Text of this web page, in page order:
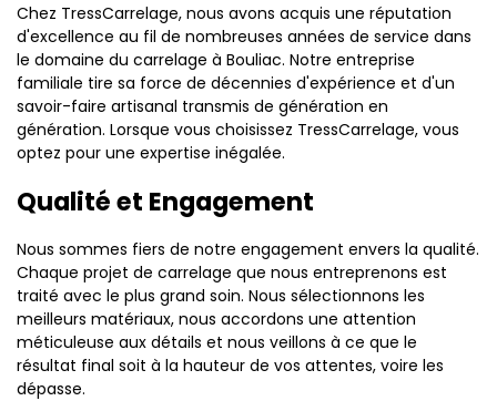
Chez TressCarrelage, nous avons acquis une réputation
d'excellence au fil de nombreuses années de service dans
le domaine du carrelage à Bouliac. Notre entreprise
familiale tire sa force de décennies d'expérience et d'un
savoir-faire artisanal transmis de génération en
génération. Lorsque vous choisissez TressCarrelage, vous
optez pour une expertise inégalée.
Qualité et Engagement
Nous sommes fiers de notre engagement envers la qualité.
Chaque projet de carrelage que nous entreprenons est
traité avec le plus grand soin. Nous sélectionnons les
meilleurs matériaux, nous accordons une attention
méticuleuse aux détails et nous veillons à ce que le
résultat final soit à la hauteur de vos attentes, voire les
dépasse.